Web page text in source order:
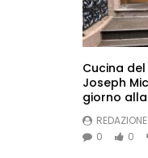
Cucina
Joseph
giorno alla
REDAZIONE
0
0